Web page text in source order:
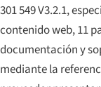
301 549 V3.2.1,
contenido web, 11
documentación y
mediante la